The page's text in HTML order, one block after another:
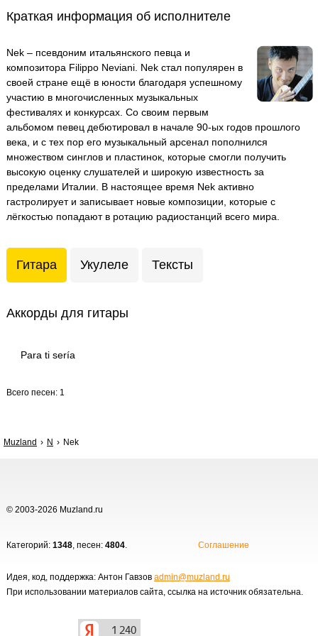
Краткая информация об исполнителе
Nek – псевдоним итальянского певца и
композитора Filippo Neviani. Nek стал популярен в
своей стране ещё в юности благодаря успешному
участию в многочисленных музыкальных
фестивалях и конкурсах. Со своим первым
альбомом певец дебютировал в начале 90-ых годов прошлого
века, и с тех пор его музыкальный арсенал пополнился
множеством синглов и пластинок, которые смогли получить
высокую оценку слушателей и широкую известность за
пределами Италии. В настоящее время Nek активно
гастролирует и записывает новые композиции, которые с
лёгкостью попадают в ротацию радиостанций всего мира.
Гитара Укулеле Тексты
Аккорды для гитары
Para ti sería
Всего песен: 1
Muzland N Nek
© 2003-2026 Muzland.ru
Категорий: 1348, песен: 4804. Соглашение
Идея, код, поддержка: Антон Гавзов admin@muzland.ru
При использовании материалов сайта, ссылка на источник обязательна.